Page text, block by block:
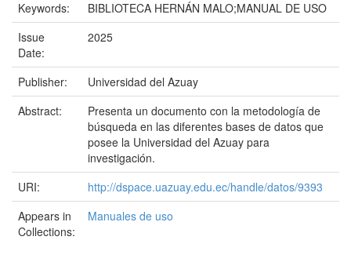
Keywords:
BIBLIOTECA HERNÁN MALO;MANUAL DE USO
Issue
Date:
2025
Publisher:
Universidad del Azuay
Abstract:
Presenta un documento con la metodología de
búsqueda en las diferentes bases de datos que
posee la Universidad del Azuay para
investigación.
URI:
http://dspace.uazuay.edu.ec/handle/datos/9393
Appears in
Collections:
Manuales de uso